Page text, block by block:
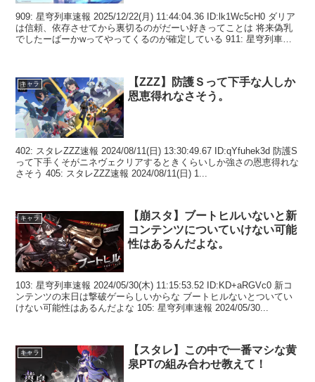
909: 星穹列車速報 2025/12/22(月) 11:44:04.36 ID:lk1Wc5cH0 ダリア
は信頼、依存させてから裏切るのがだーい好きってことは 将来偽乳
でしたーばーかwってやってくるのが確定している 911: 星穹列車速
キャラ
【ZZZ】防護Ｓって下手な人しか
恩恵得れなさそう。
402: スタレZZZ速報 2024/08/11(日) 13:30:49.67 ID:qYfuhek3d 防護S
って下手くそがニネヴェクリアするときくらいしか強さの恩恵得れな
さそう 405: スタレZZZ速報 2024/08/11(日) 1...
キャラ
【崩スタ】ブートヒルいないと新
コンテンツについていけない可能
性はあるんだよな。
103: 星穹列車速報 2024/05/30(木) 11:15:53.52 ID:KD+aRGVc0 新コ
ンテンツの末日は撃破ゲーらしいからな ブートヒルないとついてい
けない可能性はあるんだよな 105: 星穹列車速報 2024/05/30...
キャラ
【スタレ】この中で一番マシな黄
泉PTの組み合わせ教えて！